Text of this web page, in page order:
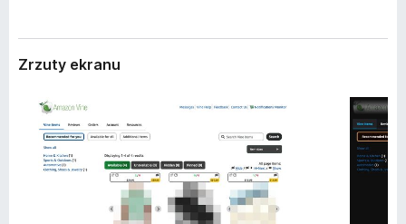
r
F
e
f
o
e
n
Zrzuty ekranu